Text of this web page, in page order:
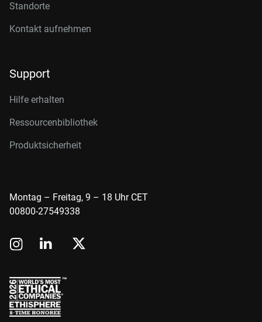
Standorte
Kontakt aufnehmen
Support
Hilfe erhalten
Ressourcenbibliothek
Produktsicherheit
Montag – Freitag, 9 – 18 Uhr CET
00800-27549338